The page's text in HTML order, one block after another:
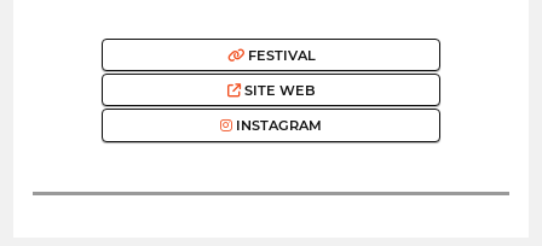
FESTIVAL
SITE WEB
INSTAGRAM